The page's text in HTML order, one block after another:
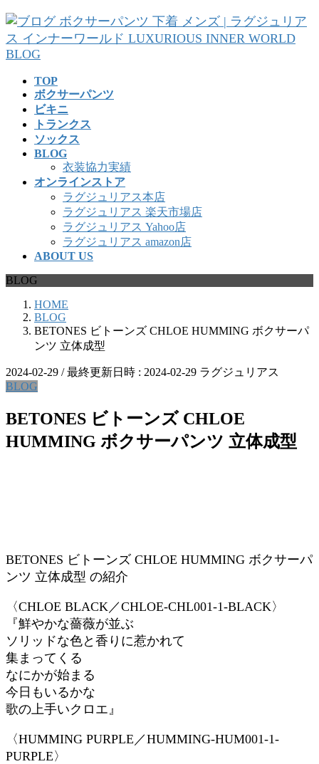
コ
ン
テ
ン
ナ
ビ
ゲ
ー
TOP
ボクサーパンツ
ビキニ
トランクス
ソックス
BLOG
衣装協力実績
オンラインストア
ラグジュリアス本店
ラグジュリアス 楽天市場店
ラグジュリアス Yahoo店
ラグジュリアス amazon店
ABOUT US
BLOG
HOME
BLOG
BETONES ビトーンズ CHLOE HUMMING ボクサーパ
ンツ 立体成型
2024-02-29 / 最終更新日時 : 2024-02-29 ラグジュリアス
BLOG
BETONES ビトーンズ CHLOE
HUMMING ボクサーパンツ 立体成型
BETONES ビトーンズ CHLOE HUMMING ボクサーパ
ンツ 立体成型 の紹介
〈CHLOE BLACK／CHLOE-CHL001-1-BLACK〉
『鮮やかな薔薇が並ぶ
ソリッドな色と香りに惹かれて
集まってくる
なにかが始まる
今日もいるかな
歌の上手いクロエ』
〈HUMMING PURPLE／HUMMING-HUM001-1-
PURPLE〉